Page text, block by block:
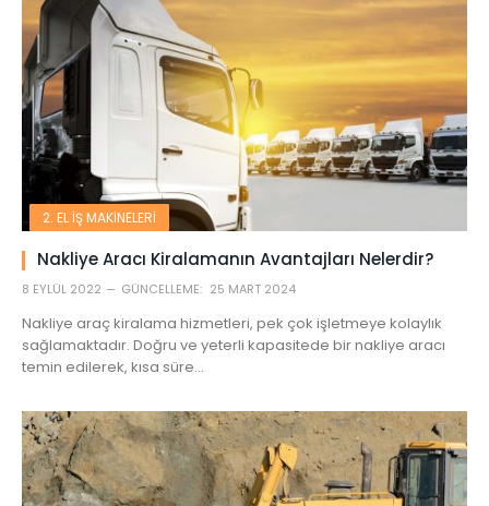
2. EL İŞ MAKINELERI
Nakliye Aracı Kiralamanın Avantajları Nelerdir?
8 EYLÜL 2022 GÜNCELLEME: 25 MART 2024
Nakliye araç kiralama hizmetleri, pek çok işletmeye kolaylık
sağlamaktadır. Doğru ve yeterli kapasitede bir nakliye aracı
temin edilerek, kısa süre…